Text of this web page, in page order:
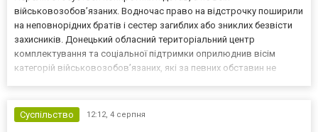
військовозобов’язаних. Водночас право на відстрочку поширили
на неповнорідних братів і сестер загиблих або зниклих безвісти
захисників. Донецький обласний територіальний центр
комплектування та соціальної підтримки оприлюднив вісім
категорій військовозобов’язаних, які за певних обставин не
Суспільство
12:12, 4 серпня